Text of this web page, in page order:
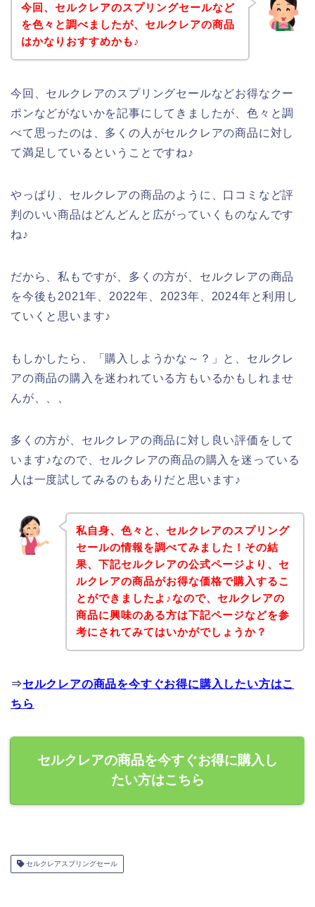
今回、セルクレアのスプリングセールなど
を色々と調べましたが、セルクレアの商品
はかなりおすすめかも♪
今回、セルクレアのスプリングセールなどお得なクー
ポンなどがないかを記事にしてきましたが、色々と調
べて思ったのは、多くの人がセルクレアの商品に対し
て満足しているということですね♪
やっぱり、セルクレアの商品のように、口コミなど評
判のいい商品はどんどんと広がっていくものなんです
ね♪
だから、私もですが、多くの方が、セルクレアの商品
を今後も2021年、2022年、2023年、2024年と利用し
ていくと思います♪
もしかしたら、「購入しようかな～？」と、セルクレ
アの商品の購入を迷われている方もいるかもしれませ
んが、、、
多くの方が、セルクレアの商品に対し良い評価をして
います♪なので、セルクレアの商品の購入を迷っている
人は一度試してみるのもありだと思います♪
私自身、色々と、セルクレアのスプリング
セールの情報を調べてみました！その結
果、下記セルクレアの公式ページより、セ
ルクレアの商品がお得な価格で購入するこ
とができましたよ♪なので、セルクレアの
商品に興味のある方は下記ページなどを参
考にされてみてはいかがでしょうか？
⇒セルクレアの商品を今すぐお得に購入したい方はこ
ちら
セルクレアの商品を今すぐお得に購入し
たい方はこちら
セルクレアスプリングセール